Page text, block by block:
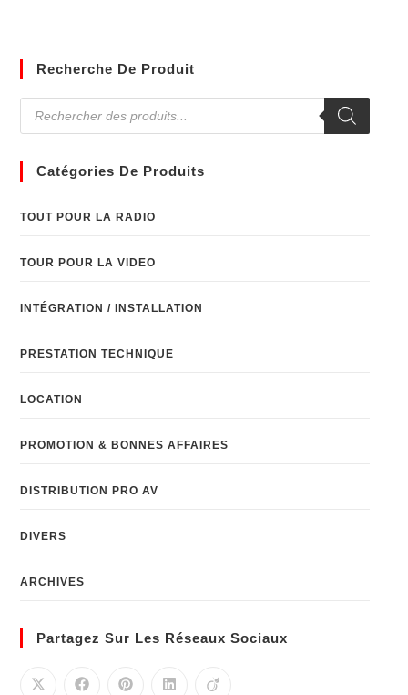
Recherche De Produit
Catégories De Produits
TOUT POUR LA RADIO
TOUR POUR LA VIDEO
INTÉGRATION / INSTALLATION
PRESTATION TECHNIQUE
LOCATION
PROMOTION & BONNES AFFAIRES
DISTRIBUTION PRO AV
DIVERS
ARCHIVES
Partagez Sur Les Réseaux Sociaux